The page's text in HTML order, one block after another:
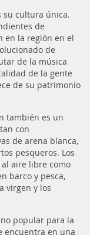
su cultura única.
de
en la región en el
de
de la música
de la gente
de su patrimonio
también es un
con
de arena blanca,
pesqueros. Los
aire libre como
barco y pesca,
virgen y los
popular para la
encuentra en una